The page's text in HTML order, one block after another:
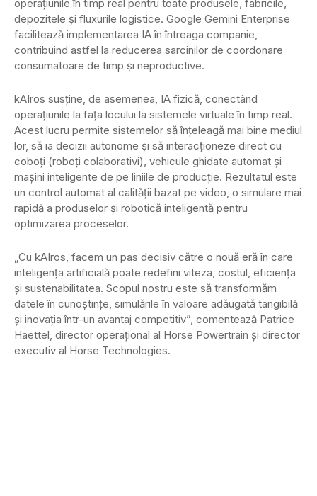
operațiunile în timp real pentru toate produsele, fabricile,
depozitele și fluxurile logistice. Google Gemini Enterprise
facilitează implementarea IA în întreaga companie,
contribuind astfel la reducerea sarcinilor de coordonare
consumatoare de timp și neproductive.
kAIros susține, de asemenea, IA fizică, conectând
operațiunile la fața locului la sistemele virtuale în timp real.
Acest lucru permite sistemelor să înțeleagă mai bine mediul
lor, să ia decizii autonome și să interacționeze direct cu
coboți (roboți colaborativi), vehicule ghidate automat și
mașini inteligente de pe liniile de producție. Rezultatul este
un control automat al calității bazat pe video, o simulare mai
rapidă a produselor și robotică inteligentă pentru
optimizarea proceselor.
„Cu kAIros, facem un pas decisiv către o nouă eră în care
inteligența artificială poate redefini viteza, costul, eficiența
și sustenabilitatea. Scopul nostru este să transformăm
datele în cunoștințe, simulările în valoare adăugată tangibilă
și inovația într-un avantaj competitiv”, comentează Patrice
Haettel, director operațional al Horse Powertrain și director
executiv al Horse Technologies.